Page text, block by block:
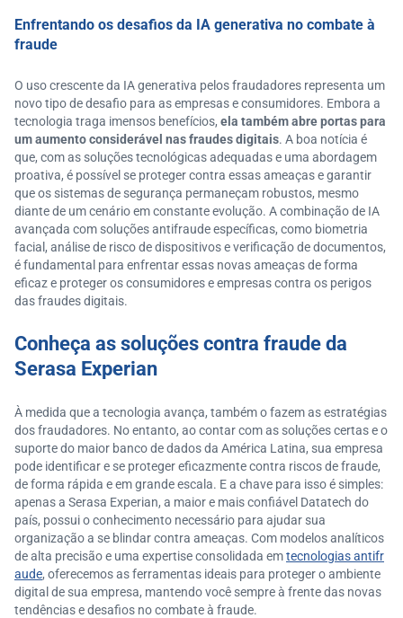
Enfrentando os desafios da IA generativa no combate à
fraude
O uso crescente da IA generativa pelos fraudadores representa um
novo tipo de desafio para as empresas e consumidores. Embora a
tecnologia traga imensos benefícios, ela também abre portas para
um aumento considerável nas fraudes digitais. A boa notícia é
que, com as soluções tecnológicas adequadas e uma abordagem
proativa, é possível se proteger contra essas ameaças e garantir
que os sistemas de segurança permaneçam robustos, mesmo
diante de um cenário em constante evolução. A combinação de IA
avançada com soluções antifraude específicas, como biometria
facial, análise de risco de dispositivos e verificação de documentos,
é fundamental para enfrentar essas novas ameaças de forma
eficaz e proteger os consumidores e empresas contra os perigos
das fraudes digitais.
Conheça as soluções contra fraude da
Serasa Experian
À medida que a tecnologia avança, também o fazem as estratégias
dos fraudadores. No entanto, ao contar com as soluções certas e o
suporte do maior banco de dados da América Latina, sua empresa
pode identificar e se proteger eficazmente contra riscos de fraude,
de forma rápida e em grande escala. E a chave para isso é simples:
apenas a Serasa Experian, a maior e mais confiável Datatech do
país, possui o conhecimento necessário para ajudar sua
organização a se blindar contra ameaças. Com modelos analíticos
de alta precisão e uma expertise consolidada emtecnologias antifr
aude, oferecemos as ferramentas ideais para proteger o ambiente
digital de sua empresa, mantendo você sempre à frente das novas
tendências e desafios no combate à fraude.